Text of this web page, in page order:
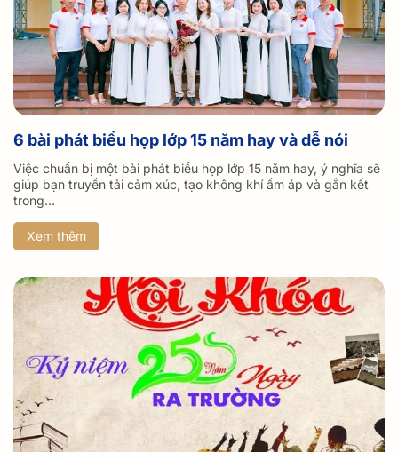
6 bài phát biểu họp lớp 15 năm hay và dễ nói
Việc chuẩn bị một bài phát biểu họp lớp 15 năm hay, ý nghĩa sẽ
giúp bạn truyền tải cảm xúc, tạo không khí ấm áp và gắn kết
trong...
Xem thêm